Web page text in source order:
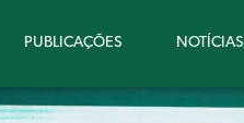
PUBLICAÇÕES NOTÍCIAS